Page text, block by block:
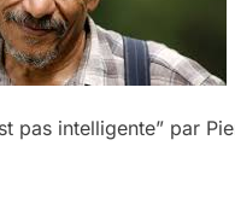
pas intelligente” par